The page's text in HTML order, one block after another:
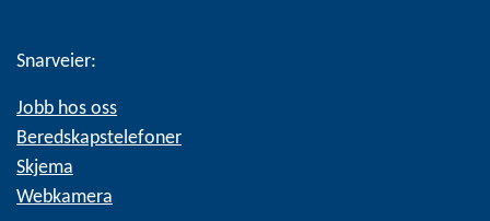
Snarveier:
Jobb hos oss
Beredskapstelefoner
Skjema
Webkamera